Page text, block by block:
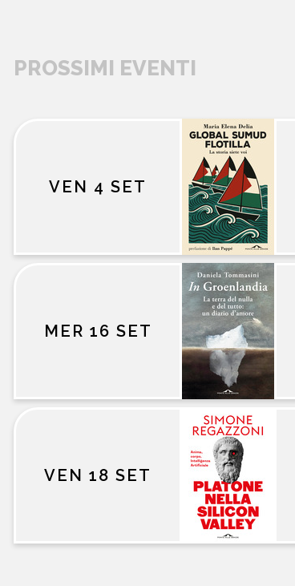
PROSSIMI EVENTI
VEN 4 SET
MER 16 SET
VEN 18 SET